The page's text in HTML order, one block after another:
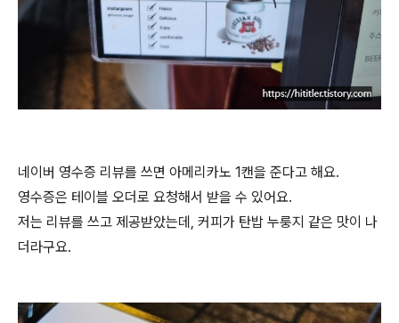
네이버 영수증 리뷰를 쓰면 아메리카노 1캔을 준다고 해요.
영수증은 테이블 오더로 요청해서 받을 수 있어요.
저는 리뷰를 쓰고 제공받았는데, 커피가 탄밥 누룽지 같은 맛이 나
더라구요.